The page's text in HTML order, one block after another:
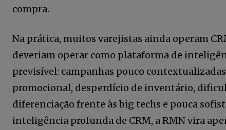
Fãs
compra.
Na prática, muitos varejistas ainda operam
deveriam operar como plataforma de
previsível: campanhas pouco
promocional, desperdício de inventário,
diferenciação frente às big techs e pouca
inteligência profunda de CRM, a RMN vira